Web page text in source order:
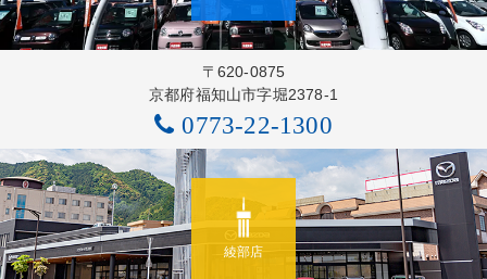
〒620-0875
京都府福知山市字堀2378-1
0773-22-1300
綾部店